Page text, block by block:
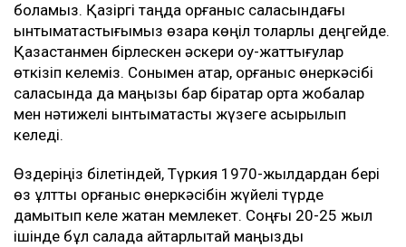
боламыз. Қазіргі таңда қорғаныс саласындағы
ынтымақтастығымыз өзара көңіл толарлық деңгейде.
Қазақстанмен бірлескен әскери оқу-жаттығулар
өткізіп келеміз. Сонымен қатар, қорғаныс өнеркәсібі
саласында да маңызы бар бірқатар ортақ жобалар
мен нәтижелі ынтымақтастық жүзеге асырылып
келеді.
Өздеріңіз білетіндей, Түркия 1970-жылдардан бері
өз ұлттық қорғаныс өнеркәсібін жүйелі түрде
дамытып келе жатқан мемлекет. Соңғы 20-25 жыл
ішінде бұл салада айтарлықтай маңызды